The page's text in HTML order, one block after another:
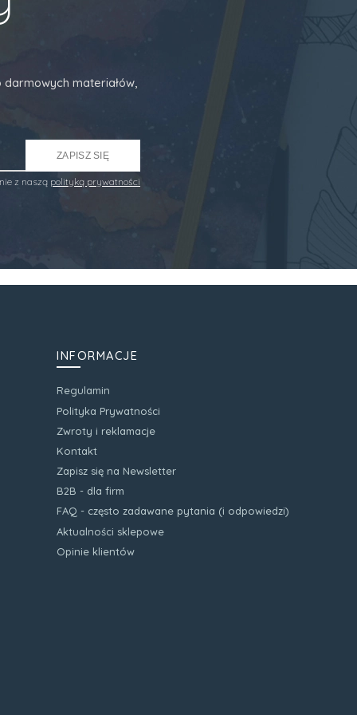
materiałów,
ZAPISZ SIĘ
z naszą polityką prywatności
INFORMACJE
Regulamin
Polityka Prywatności
Zwroty i reklamacje
Kontakt
Zapisz się na Newsletter
B2B - dla firm
FAQ - często zadawane pytania (i odpowiedzi)
Aktualności sklepowe
Opinie klientów